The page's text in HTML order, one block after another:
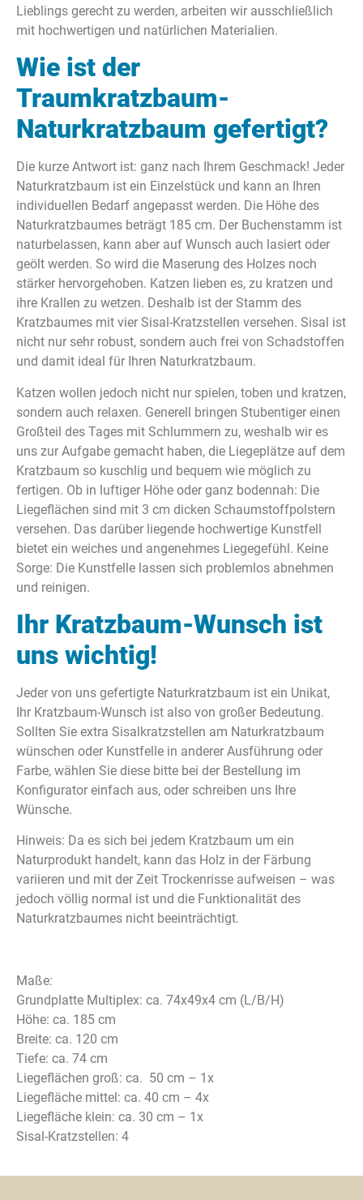
Lieblings gerecht zu werden, arbeiten wir ausschließlich
mit hochwertigen und natürlichen Materialien.
Wie ist der
Traumkratzbaum-
Naturkratzbaum gefertigt?
Die kurze Antwort ist: ganz nach Ihrem Geschmack! Jeder
Naturkratzbaum ist ein Einzelstück und kann an Ihren
individuellen Bedarf angepasst werden. Die Höhe des
Naturkratzbaumes beträgt 185 cm. Der Buchenstamm ist
naturbelassen, kann aber auf Wunsch auch lasiert oder
geölt werden. So wird die Maserung des Holzes noch
stärker hervorgehoben. Katzen lieben es, zu kratzen und
ihre Krallen zu wetzen. Deshalb ist der Stamm des
Kratzbaumes mit vier Sisal-Kratzstellen versehen. Sisal ist
nicht nur sehr robust, sondern auch frei von Schadstoffen
und damit ideal für Ihren Naturkratzbaum.
Katzen wollen jedoch nicht nur spielen, toben und kratzen,
sondern auch relaxen. Generell bringen Stubentiger einen
Großteil des Tages mit Schlummern zu, weshalb wir es
uns zur Aufgabe gemacht haben, die Liegeplätze auf dem
Kratzbaum so kuschlig und bequem wie möglich zu
fertigen. Ob in luftiger Höhe oder ganz bodennah: Die
Liegeflächen sind mit 3 cm dicken Schaumstoffpolstern
versehen. Das darüber liegende hochwertige Kunstfell
bietet ein weiches und angenehmes Liegegefühl. Keine
Sorge: Die Kunstfelle lassen sich problemlos abnehmen
und reinigen.
Ihr Kratzbaum-Wunsch ist
uns wichtig!
Jeder von uns gefertigte Naturkratzbaum ist ein Unikat,
Ihr Kratzbaum-Wunsch ist also von großer Bedeutung.
Sollten Sie extra Sisalkratzstellen am Naturkratzbaum
wünschen oder Kunstfelle in anderer Ausführung oder
Farbe, wählen Sie diese bitte bei der Bestellung im
Konfigurator einfach aus, oder schreiben uns Ihre
Wünsche.
Hinweis: Da es sich bei jedem Kratzbaum um ein
Naturprodukt handelt, kann das Holz in der Färbung
variieren und mit der Zeit Trockenrisse aufweisen – was
jedoch völlig normal ist und die Funktionalität des
Naturkratzbaumes nicht beeinträchtigt.
Maße:
Grundplatte Multiplex: ca. 74x49x4 cm (L/B/H)
Höhe: ca. 185 cm
Breite: ca. 120 cm
Tiefe: ca. 74 cm
Liegeflächen groß: ca. 50 cm – 1x
Liegefläche mittel: ca. 40 cm – 4x
Liegefläche klein: ca. 30 cm – 1x
Sisal-Kratzstellen: 4